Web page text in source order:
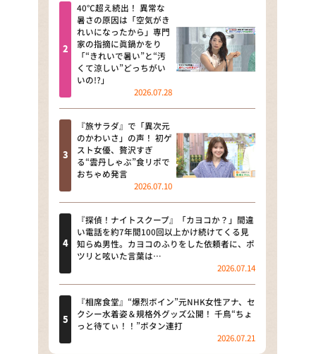
news おかえり
河合＆A.B.C-Z塚田×福井アナ
「なんでやねん！？」（news お
かえり）
DAIGOも台所 ～きょうの献立 何
にする？～
本日はダイアンなり！シーズン２
朝だ！生です旅サラダ
教えて！ニュースライブ 正義の
ミカタ
ＬＩＦＥ～夢のカタチ～
新婚さんいらっしゃい！
ポツンと一軒家
ザキ山小屋本館
40℃超え続出！ 異常な
暑さの原因は「空気がき
れいになったから」専門
家の指摘に眞鍋かをり
「“きれいで暑い”と“汚
くて涼しい”どっちがい
いの!?」
2026.07.28
『旅サラダ』で「異次元
のかわいさ」の声！ 初ゲ
スト女優、贅沢すぎ
る“雲丹しゃぶ”食リポで
おちゃめ発言
2026.07.10
『探偵！ナイトスクープ』「カヨコか？」間違
い電話を約7年間100回以上かけ続けてくる見
知らぬ男性。カヨコのふりをした依頼者に、ポ
ツリと呟いた言葉は…
2026.07.14
『相席食堂』“爆烈ボイン”元NHK女性アナ、セ
クシー水着姿＆規格外グッズ公開！ 千鳥“ちょ
っと待てぃ！！”ボタン連打
2026.07.21